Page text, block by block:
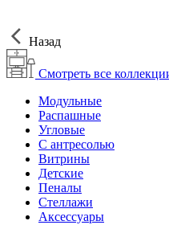
Назад
Смотреть все
Модульные
Распашные
Угловые
С антресолью
Витрины
Детские
Пеналы
Стеллажи
Аксессуары